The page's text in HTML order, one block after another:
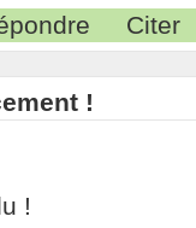
Citer
!
!